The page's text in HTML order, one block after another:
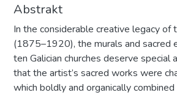
Abstrakt
In the considerable creative legacy
(1875–1920), the murals and sacred
ten Galician churches deserve
that the artist’s sacred works were
which boldly and organically